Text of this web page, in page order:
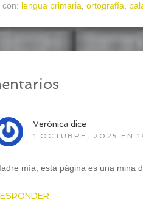
con: lengua primaria ortografía
Verònica dice
1 OCTUBRE, 2025 EN
mía, esta página es una mina